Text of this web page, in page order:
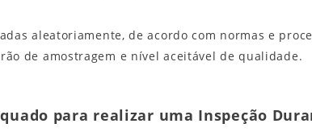
aleatoriamente, de acordo com normas e
de amostragem e nível aceitável de qualidade.
para realizar uma Inspeção